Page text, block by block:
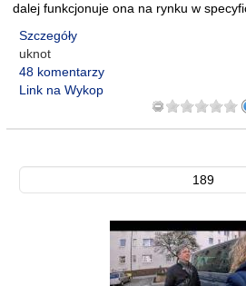
dalej funkcjonuje ona na rynku w
Szczegóły
uknot
48 komentarzy
Link na Wykop
189